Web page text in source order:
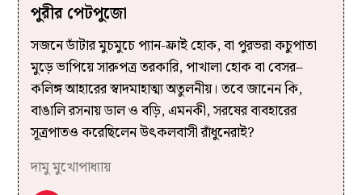
পুরীর পেটপুজো
সজনে ডাঁটার মুচমুচে প্যান-ফ্রাই হোক, বা পুরভরা কচুপাতা
মুড়ে ভাপিয়ে সারুপত্র তরকারি, পাখালা হোক বা বেসর–
কলিঙ্গ আহারের স্বাদমাহাত্ম্য অতুলনীয়। তবে জানেন কি,
বাঙালি রসনায় ডাল ও বড়ি, এমনকী, সরষের ব্যবহারের
সূত্রপাতও করেছিলেন উৎকলবাসী রাঁধুনেরাই?
দামু মুখোপাধ্যায়